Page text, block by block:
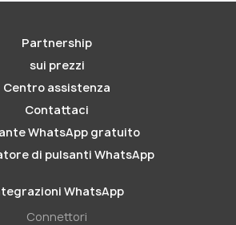
Partnership
sui prezzi
Centro assistenza
Contattaci
WhatsApp gratuito
di pulsanti WhatsApp
WhatsApp
Connettori